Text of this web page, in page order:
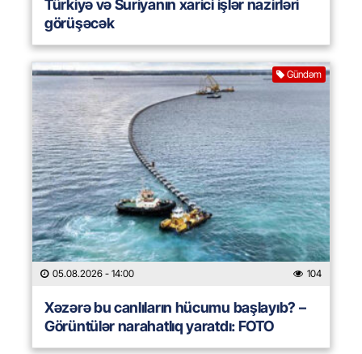
Türkiyə və Suriyanın xarici işlər nazirləri
görüşəcək
Gündəm
05.08.2026 - 14:00 104
Xəzərə bu canlıların hücumu başlayıb? –
Görüntülər narahatlıq yaratdı: FOTO